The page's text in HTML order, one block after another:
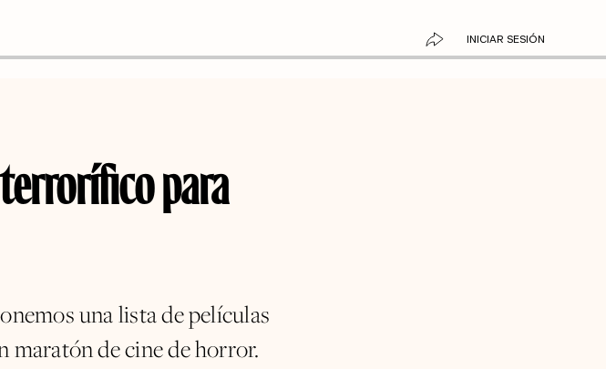
INICIAR SESIÓN
para
una lista de películas
maratón de cine de horror.